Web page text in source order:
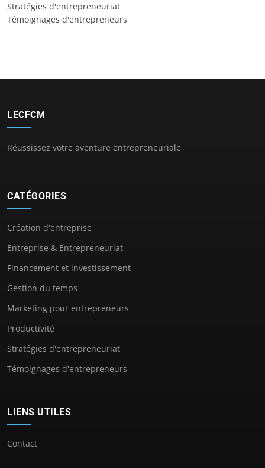
Stratégies d'entrepreneuriat
Témoignages d'entrepreneurs
LECFCM
Réussissez votre aventure entrepreneuriale
CATÉGORIES
Création d'entreprise
Entreprise & Entrepreneuriat
Financement et investissement
Gestion du temps
Marketing pour entrepreneurs
Productivité
Stratégies d'entrepreneuriat
Témoignages d'entrepreneurs
LIENS UTILES
Contact